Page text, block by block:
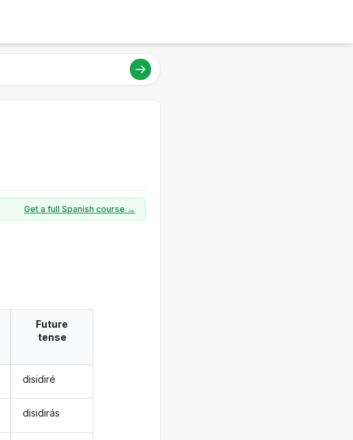
Get a full Spanish course →
Future
tense
disidiré
disidirás